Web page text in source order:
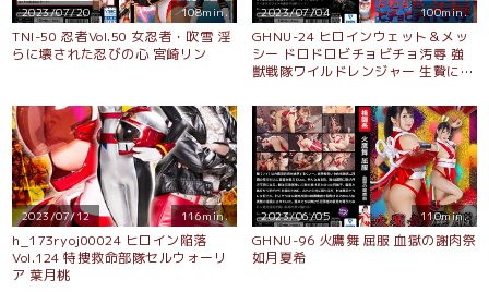
2023/07/20 108min.
TNI-50 忍者Vol.50 女忍者・吹雪 淫
らに壊された忍びの心 宮崎リン
2023/07/04 100min.
GHNU-24 ヒロインウェット＆メッ
シー ドロドロビチョビチョ汚辱 強
獣戦隊ワイルドレンジャー 生贄にさ
2023/07/12 116min.
h_173ryoj00024 ヒロイン陥落
Vol.124 特捜救命部隊セルウォーリ
ア 葉月桃
2023/06/05 110min.
GHNU-96 火鷹舞 屈服 血獄の謝肉祭
如月夏希